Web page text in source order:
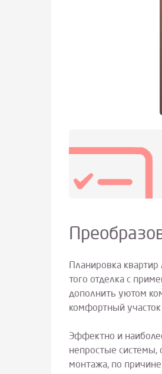
Планировка
того отделка с
дополнить уютом
комфортный
Эффектно и
непростые системы,
монтажа, по